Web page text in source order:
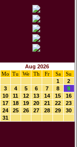
Aug 2026
Mo
Tu We Th Fr Sa
Su
1
2
3
4 5 6 7 8
9
10
11 12 13 14 15
16
17
18 19 20 21 22
23
24
25 26 27 28 29
30
31